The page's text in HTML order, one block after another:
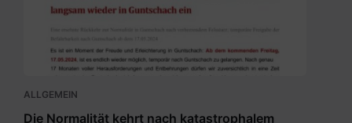
Newsletter
Befahrbarkeit
15.5.2024.pdf
ALLGEMEIN
Die Normalität kehrt nach katastrophalem